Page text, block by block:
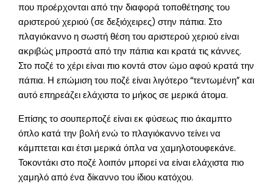
που προέρχονται από την διαφορά τοποθέτησης του
αριστερού χεριού (σε δεξιόχειρες) στην πάπια. Στο
πλαγιόκαννο η σωστή θέση του αριστερού χεριού είναι
ακριβώς μπροστά από την πάπια και κρατά τις κάννες.
Στο ποζέ το χέρι είναι πιο κοντά στον ώμο αφού κρατά την
πάπια. Η επώμιση του ποζέ είναι λιγότερο “τεντωμένη” και
αυτό επηρεάζει ελάχιστα το μήκος σε μερικά άτομα.
Επίσης το σουπερποζέ είναι εκ φύσεως πιο άκαμπτο
όπλο κατά την βολή ενώ το πλαγιόκαννο τείνει να
κάμπτεται και έτσι μερικά όπλα να χαμηλοτουφεκάνε.
Τοκοντάκι στο ποζέ λοιπόν μπορεί να είναι ελάχιστα πιο
χαμηλό από ένα δίκαννο του ίδιου κατόχου.